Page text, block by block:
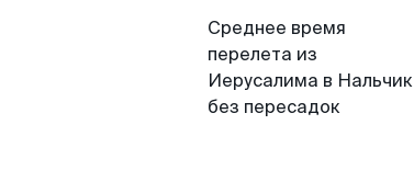
Среднее время
перелета из
Иерусалима в Нальчик
без пересадок